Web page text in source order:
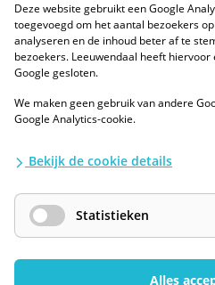
Contact
Heb je een vraag voor onze
Neem gerust contact met
Volg ons op LinkedIn
ESG
Diversiteit en inclusie
Deze website gebruikt een Google
toegevoegd om het aantal bezoekers
analyseren en de inhoud beter af te
bezoekers. Leeuwendaal heeft
Google gesloten.
We maken geen gebruik van andere
Google Analytics-cookie.
Bekijk de cookie details
Statistieken
Alles